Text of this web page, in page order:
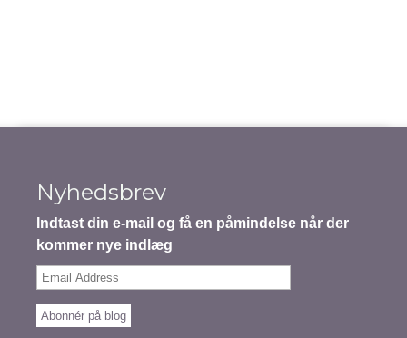
Nyhedsbrev
Indtast din e-mail og få en påmindelse når der
kommer nye indlæg
Email
Abonnér på blog